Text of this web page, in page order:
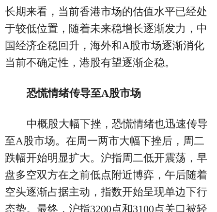
长期来看，当前香港市场的估值水平已经处
于较低位置，随着未来稳增长逐渐发力，中
国经济企稳回升，海外和A股市场逐渐消化
当前不确定性，港股有望逐渐企稳。
恐慌情绪传导至A股市场
中概股大幅下挫，恐慌情绪也迅速传导
至A股市场。在周一两市大幅下挫后，周二
跌幅开始明显扩大。沪指周二低开震荡，早
盘多空双方在之前低点附近博弈，午后随着
空头逐渐占据主动，指数开始呈现单边下行
态势。最终，沪指3200点和3100点关口被轻